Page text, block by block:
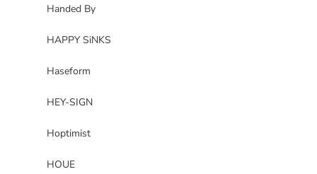
Handed By
HAPPY SiNKS
Haseform
HEY-SIGN
Hoptimist
HOUE